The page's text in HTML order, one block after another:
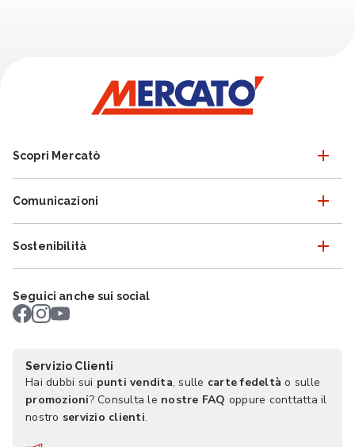
Scopri Mercatò
Comunicazioni
Sostenibilità
Seguici anche sui social
Servizio Clienti
Hai dubbi sui punti vendita, sulle carte fedeltà o sulle
promozioni? Consulta le nostre FAQ oppure conttatta il
nostro servizio clienti.